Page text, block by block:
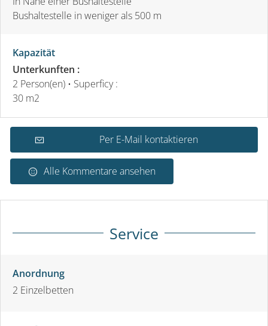
Bushaltestelle in weniger als 500 m
Kapazität
Unterkunften :
2 Person(en) • Superficy :
30 m2
Per E-Mail kontaktieren
Alle Kommentare ansehen
Service
Anordnung
2 Einzelbetten